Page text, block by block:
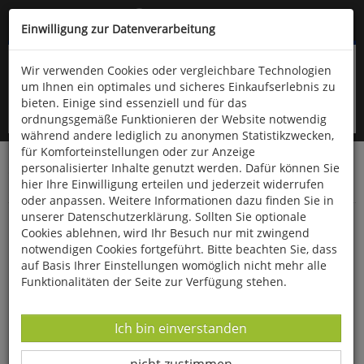
Kompletten Head der Seite überspringen
oder (06766) 9323-960
Startseite Bücher
Quelle & Meyer Verlag
Geowissenschaften
Paläontologie
Der Braunjura am Fuß der Schwäbischen Alb
Einwilligung zur Datenverarbeitung
Wir verwenden Cookies oder vergleichbare Technologien
um Ihnen ein optimales und sicheres Einkaufserlebnis zu
bieten. Einige sind essenziell und für das
ordnungsgemäße Funktionieren der Website notwendig
während andere lediglich zu anonymen Statistikzwecken,
für Komforteinstellungen oder zur Anzeige
personalisierter Inhalte genutzt werden. Dafür können Sie
hier Ihre Einwilligung erteilen und jederzeit widerrufen
oder anpassen. Weitere Informationen dazu finden Sie in
unserer Datenschutzerklärung. Sollten Sie optionale
Cookies ablehnen, wird Ihr Besuch nur mit zwingend
notwendigen Cookies fortgeführt. Bitte beachten Sie, dass
auf Basis Ihrer Einstellungen womöglich nicht mehr alle
Funktionalitäten der Seite zur Verfügung stehen.
Datenverarbeitung -
Ich bin einverstanden